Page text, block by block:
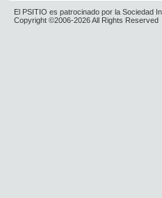
El PSITIO es patrocinado por la Sociedad
Copyright ©2006-2026 All Rights Reserved